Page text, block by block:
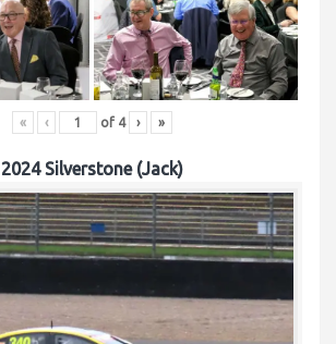
« ‹ of 4 › »
2024 Silverstone (Jack)